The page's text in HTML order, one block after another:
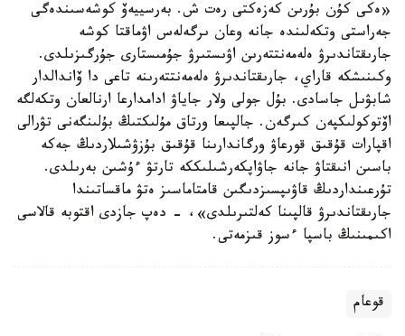
«ەكى كۇن بۇرىن كەزەكتى رەت ش. بەرسييەۆ كوشەسىندەگى
جەراستى وتكەلىندە جانە وعان ىرگەلەس اۋماقتا كوشە
جارىقتاندىرۋ ەلەمەنتتەرىن اۋىستىرۋ جۇمىستارى جۇرگىزىلدى.
وكىنىشكە قاراي، جارىقتاندىرۋ ەلەمەنتتەرىنە تاعى دا ۆاندالدار
شابۋىل جاسادى. بۇل جولى ولار جاياۋ ادامدارعا ارنالعان وتكەلگە
اۆتوكولىكپەن كىرگەن. جالپىعا ورتاق مۇلىكتىڭ بۇلىنگەنى تۋرالى
اقپارات قۇقىق قورعاۋ ورگاندارىنا قۇقىق بۇزۋشىلاردىڭ جەكە
باسىن انىقتاۋ جانە جاۋاپكەرشىلىككە تارتۋ ءۇشىن بەرىلدى.
تۇرعىنداردىڭ قاۋىپسىزدىگىن قامتاماسىز ەتۋ ماقساتىندا
جارىقتاندىرۋ قالپىنا كەلتىرىلدى»، - دەپ جازدى اقتوبە قالاسى
اكىمىنىڭ باسپا ءسوز قىزمەتى.
قوعام